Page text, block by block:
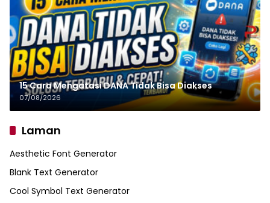
15 Cara Mengatasi DANA Tidak Bisa Diakses
07/08/2026
Laman
Aesthetic Font Generator
Blank Text Generator
Cool Symbol Text Generator